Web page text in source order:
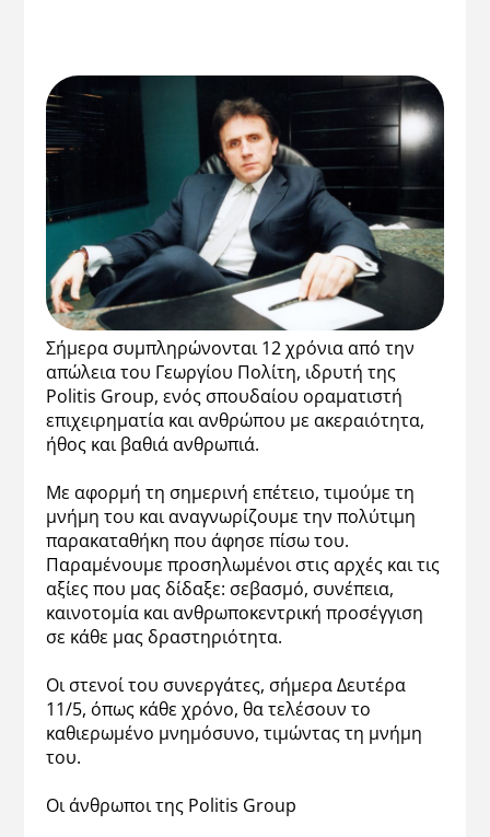
Σήμερα συμπληρώνονται 12 χρόνια από την
απώλεια του Γεωργίου Πολίτη, ιδρυτή της
Politis Group, ενός σπουδαίου οραματιστή
επιχειρηματία και ανθρώπου με ακεραιότητα,
ήθος και βαθιά ανθρωπιά.
Με αφορμή τη σημερινή επέτειο, τιμούμε τη
μνήμη του και αναγνωρίζουμε την πολύτιμη
παρακαταθήκη που άφησε πίσω του.
Παραμένουμε προσηλωμένοι στις αρχές και τις
αξίες που μας δίδαξε: σεβασμό, συνέπεια,
καινοτομία και ανθρωποκεντρική προσέγγιση
σε κάθε μας δραστηριότητα.
Οι στενοί του συνεργάτες, σήμερα Δευτέρα
11/5, όπως κάθε χρόνο, θα τελέσουν το
καθιερωμένο μνημόσυνο, τιμώντας τη μνήμη
του.
Οι άνθρωποι της Politis Group